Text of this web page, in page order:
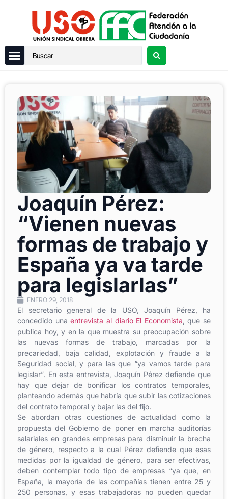
Joaquín Pérez:
“Vienen nuevas
formas de trabajo y
España ya va tarde
para legislarlas”
ENERO 29, 2018
El secretario general de la USO, Joaquín Pérez, ha
concedido unaentrevista al diario El Economista, que se
publica hoy, y en la que muestra su preocupación sobre
las nuevas formas de trabajo, marcadas por la
precariedad, baja calidad, explotación y fraude a la
Seguridad social, y para las que “ya vamos tarde para
legislar”. En esta entrevista, Joaquín Pérez defiende que
hay que dejar de bonificar los contratos temporales,
planteando además que habría que subir las cotizaciones
del contrato temporal y bajar las del fijo.
Se abordan otras cuestiones de actualidad como la
propuesta del Gobierno de poner en marcha auditorías
salariales en grandes empresas para disminuir la brecha
de género, respecto a la cual Pérez defiende que esas
medidas por la igualdad de género, para ser efectivas,
deben contemplar todo tipo de empresas “ya que, en
España, la mayoría de las compañías tienen entre 25 y
250 personas, y esas trabajadoras no pueden quedar